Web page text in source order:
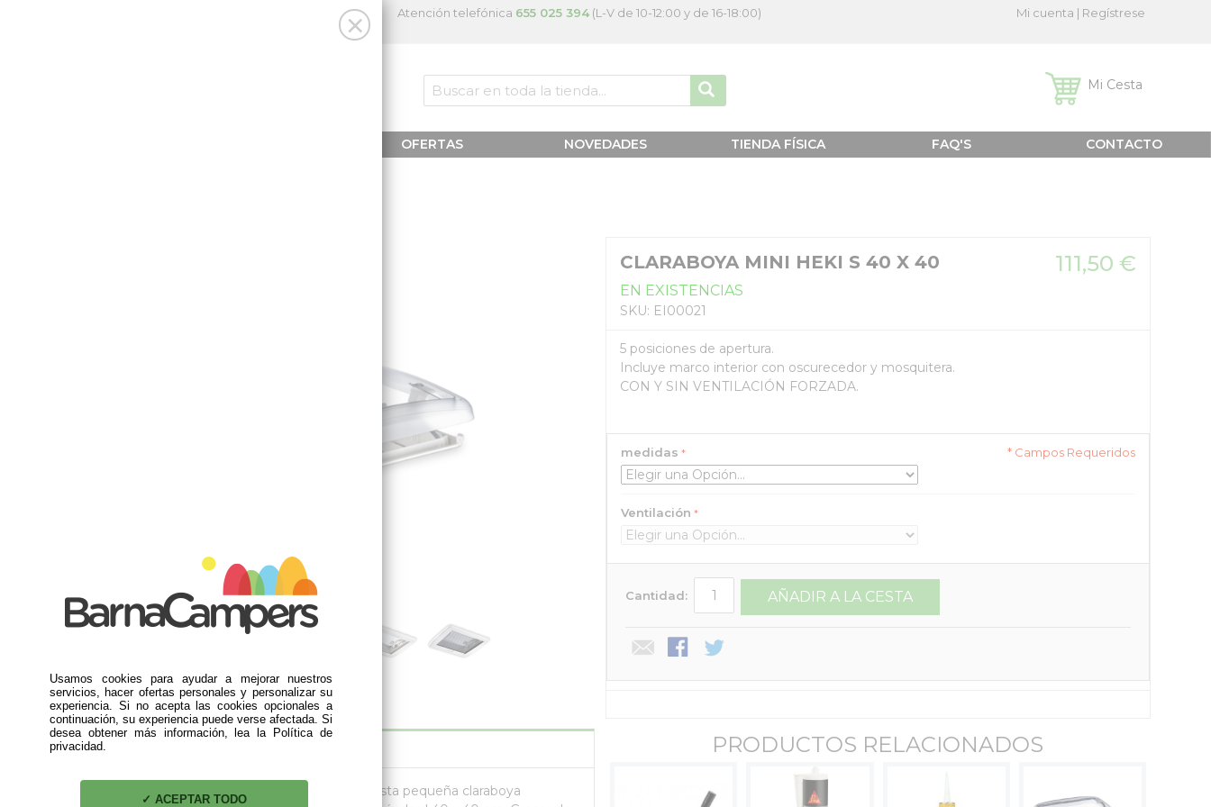
Atención telefónica 655 025 394(L-V de 10-12:00 y de 16-18:00) Mi cuenta | Regístrese
Mi Cesta
OFERTAS NOVEDADES TIENDA FÍSICA FAQ'S CONTACTO
CLARABOYA MINI HEKI S 40 X 40 111,50 €
EN EXISTENCIAS
SKU: EI00021
5 posiciones de apertura.
Incluye marco interior con oscurecedor y mosquitera.
CON Y SIN VENTILACIÓN FORZADA.
medidas
Ventilación
* Campos Requeridos
Cantidad: AÑADIR A LA CESTA
DESCRIPCIÓN
Aprovecha la ventilación y luz exterior gracias a esta pequeña claraboya
PRODUCTOS RELACIONADOS
×
Usamos cookies para ayudar a mejorar nuestros
servicios, hacer ofertas personales y personalizar su
experiencia. Si no acepta las cookies opcionales a
continuación, su experiencia puede verse afectada. Si
desea obtener más información, lea la Política de
privacidad.
ACEPTAR TODO